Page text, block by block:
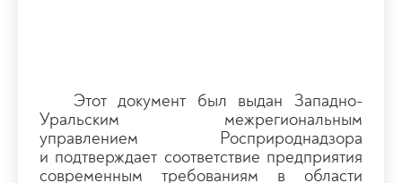
Этот документ был выдан Западно-
Уральским межрегиональным
управлением Росприроднадзора
и подтверждает соответствие предприятия
современным требованиям в области